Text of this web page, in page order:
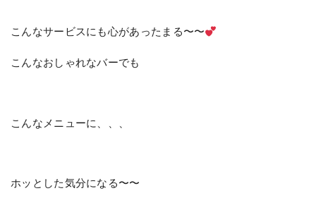
こんなサービスにも心があったまる〜〜
こんなおしゃれなバーでも
こんなメニューに、、、
ホッとした気分になる〜〜